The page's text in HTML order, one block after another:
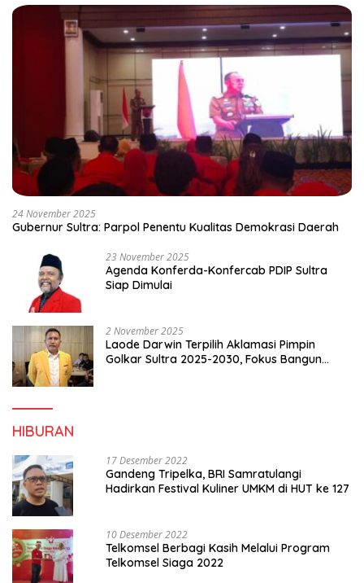
24 November 2025
Gubernur Sultra: Parpol Penentu Kualitas Demokrasi Daerah
23 November 2025
Agenda Konferda-Konfercab PDIP Sultra
Siap Dimulai
2 November 2025
Laode Darwin Terpilih Aklamasi Pimpin
Golkar Sultra 2025-2030, Fokus Bangun
HIBURAN
17 Desember 2022
Gandeng Tripelka, BRI Samratulangi
Hadirkan Festival Kuliner UMKM di HUT ke 127
10 Desember 2022
Telkomsel Berbagi Kasih Melalui Program
Telkomsel Siaga 2022